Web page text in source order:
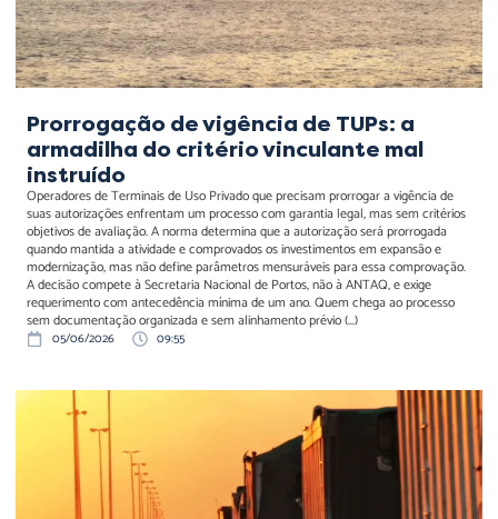
Prorrogação de vigência de TUPs: a
armadilha do critério vinculante mal
instruído
Operadores de Terminais de Uso Privado que precisam prorrogar a vigência de
suas autorizações enfrentam um processo com garantia legal, mas sem critérios
objetivos de avaliação. A norma determina que a autorização será prorrogada
quando mantida a atividade e comprovados os investimentos em expansão e
modernização, mas não define parâmetros mensuráveis para essa comprovação.
A decisão compete à Secretaria Nacional de Portos, não à ANTAQ, e exige
requerimento com antecedência mínima de um ano. Quem chega ao processo
sem documentação organizada e sem alinhamento prévio (...)
05/06/2026 09:55
O labirinto regulatório do
frete mínimo: equilíbrio
econômico ou risco de